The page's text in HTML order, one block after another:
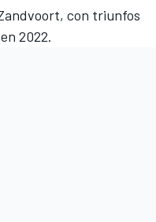
con triunfos
2022.